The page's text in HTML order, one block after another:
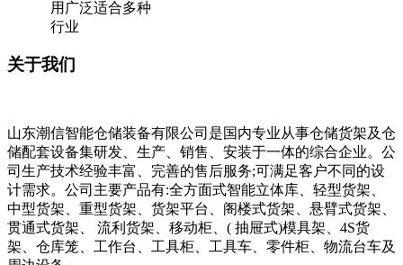
用广泛适合多种
行业
关于我们
山东潮信智能仓储装备有限公司是国内专业从事仓储货架及仓
储配套设备集研发、生产、销售、安装于一体的综合企业。公
司生产技术经验丰富、完善的售后服务;可满足客户不同的设
计需求。公司主要产品有:全方面式智能立体库、轻型货架、
中型货架、重型货架、货架平台、阁楼式货架、悬臂式货架、
贯通式货架、 流利货架、移动柜、( 抽屉式)模具架、4S货
架、仓库笼、工作台、工具柜、工具车、零件柜、物流台车及